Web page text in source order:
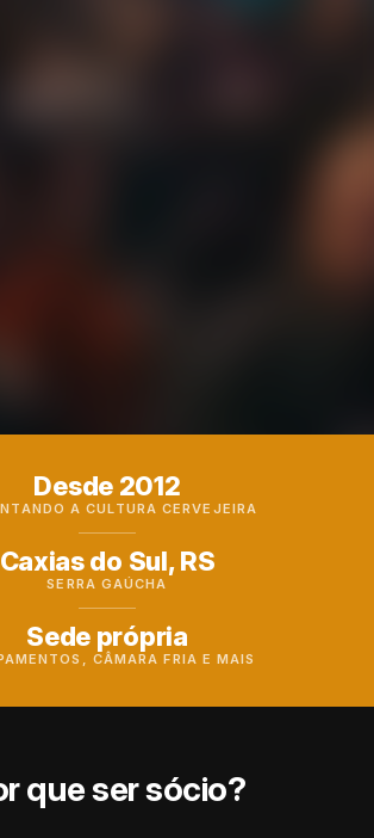
Desde 2012
A CULTURA CERVEJEIRA
Caxias do Sul, RS
SERRA GAÚCHA
Sede própria
CÂMARA FRIA E MAIS
que ser sócio?